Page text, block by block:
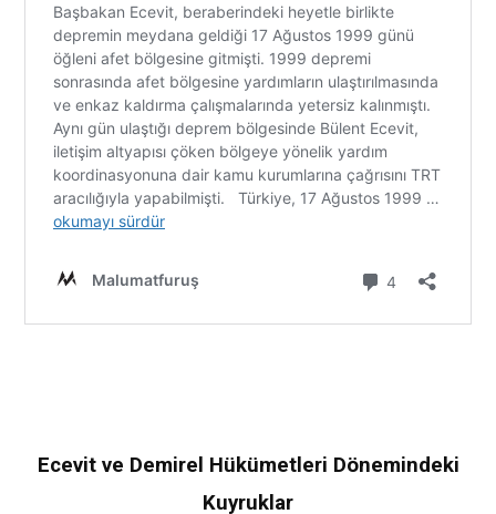
Ecevit ve Demirel Hükümetleri Dönemindeki
Kuyruklar